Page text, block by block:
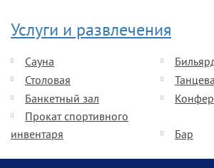
Услуги и развлечения
Сауна
Столовая
Банкетный зал
Прокат спортивного
инвентаря
Бар